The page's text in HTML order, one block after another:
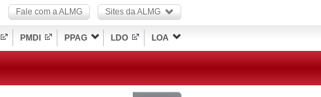
Fale com a ALMG Sites da ALMG
PMDI PPAG LDO LOA